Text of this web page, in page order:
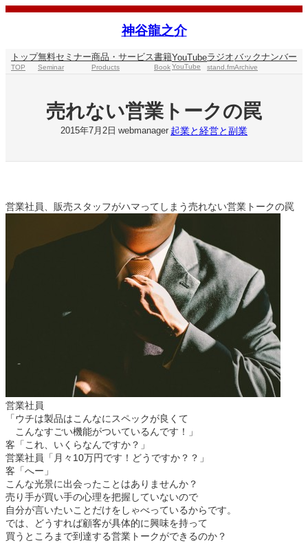
内
キ
神谷龍之介
トップ
TOP
無料セミナー
Seminar
商品・サービス
Products
書籍
Book
YouTube
YouTube
ラジオ
stand.fm
バックナンバー
Archive
売れない営業トークの罠
2015年7月2日 webmanager 起業と経営と副業
営業社員、販売スタッフがハマってしまう売れない営業トークの罠
営業社員
「ウチは製品はこんなにスペックが良くて
こんなすごい機能がついているんです！」
客「これ、いくらなんですか？」
営業社員「月々10万円です！どうですか？？」
客「へー」
こんな光景に出会ったことはありませんか？
売り手が買い手の心理を把握していないので
自分が言いたいことだけをしゃべっているからです。
では、どうすれば顧客が具体的に興味を持って
買うところまで到達する営業トークができるのか？